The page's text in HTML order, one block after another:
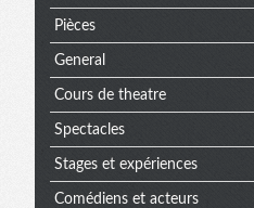
Pièces
General
Cours de theatre
Spectacles
Stages et expériences
Comédiens et acteurs